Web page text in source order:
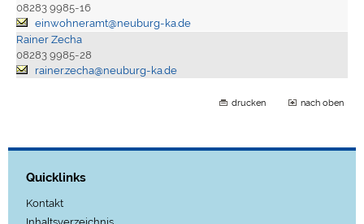
08283 9985-16
einwohneramt@neuburg-ka.de
Rainer Zecha
08283 9985-28
rainer.zecha@neuburg-ka.de
drucken nach oben
Quicklinks
Kontakt